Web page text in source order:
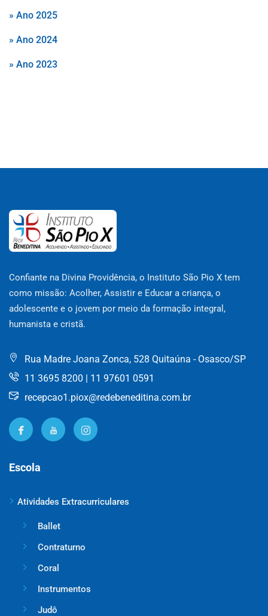
» Ano 2025
» Ano 2024
» Ano 2023
Confiante na Divina Providência, o Instituto São Pio X tem
como missão: Acolher, Assistir e Educar a criança, o
adolescente e o jovem por meio da formação integral,
humanista e cristã.
Rua Madre Joana Zonca, 528 Quitaúna - Osasco/SP
11 3695 8200 | 11 97601 0591
recepcao1.piox@redebeneditina.com.br
Escola
Atividades Extracurriculares
Ballet
Contraturno
Coral
Instrumentos
Judô